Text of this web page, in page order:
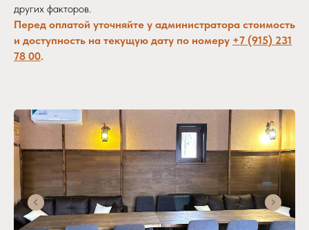
других факторов.
Перед оплатой уточняйте у администратора стоимость
и доступность на текущую дату по номеру +7 (915) 231
78 00.